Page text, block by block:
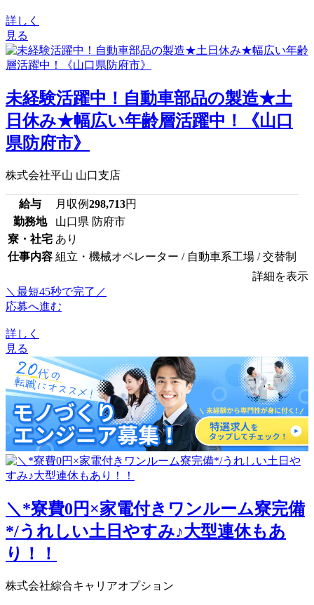
詳しく
見る
未経験活躍中！自動車部品の製造★土
日休み★幅広い年齢層活躍中！《山口
県防府市》
株式会社平山 山口支店
給与 月収例298,713円
勤務地
山口県 防府市
寮・社宅 あり
仕事内容 組立・機械オペレーター / 自動車系工場 / 交替制
詳細を表示
＼最短45秒で完了／
応募へ進む
詳しく
見る
＼*寮費0円×家電付きワンルーム寮完備
*/うれしい土日やすみ♪大型連休もあ
り！！
株式会社綜合キャリアオプション